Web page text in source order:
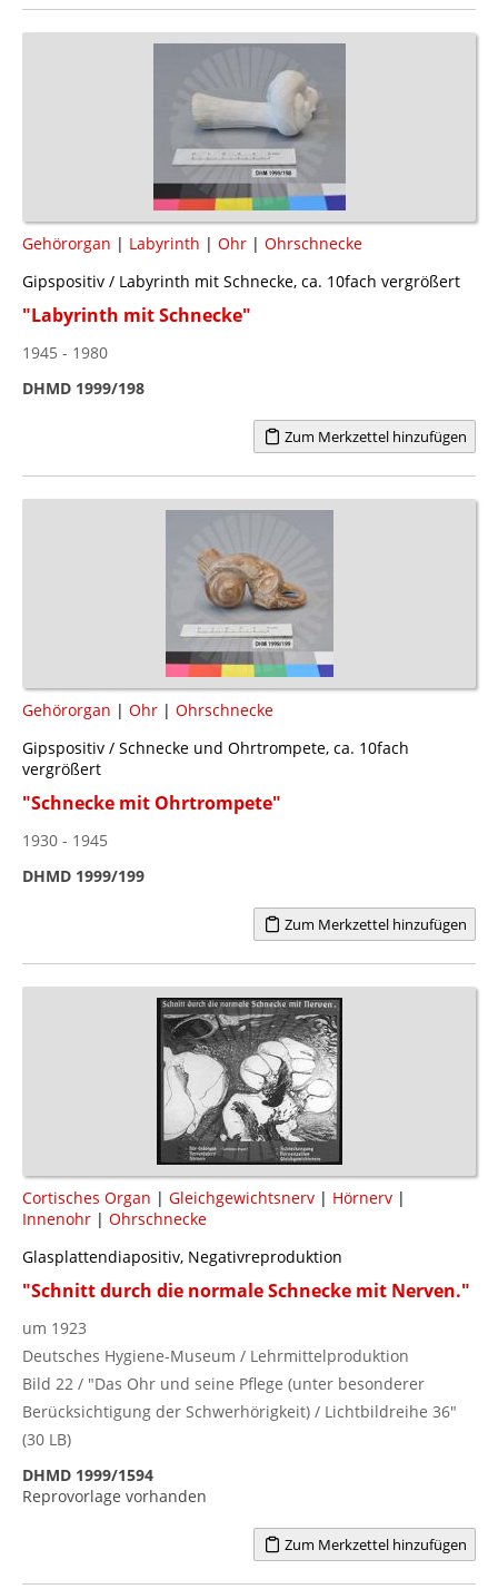
Gehörorgan | Labyrinth | Ohr | Ohrschnecke
Gipspositiv / Labyrinth mit Schnecke, ca. 10fach vergrößert
"Labyrinth mit Schnecke"
1945 - 1980
DHMD 1999/198
Zum Merkzettel hinzufügen
Gehörorgan | Ohr | Ohrschnecke
Gipspositiv / Schnecke und Ohrtrompete, ca. 10fach
vergrößert
"Schnecke mit Ohrtrompete"
1930 - 1945
DHMD 1999/199
Zum Merkzettel hinzufügen
Cortisches Organ | Gleichgewichtsnerv | Hörnerv |
Innenohr | Ohrschnecke
Glasplattendiapositiv, Negativreproduktion
"Schnitt durch die normale Schnecke mit Nerven."
um 1923
Deutsches Hygiene-Museum / Lehrmittelproduktion
Bild 22 / "Das Ohr und seine Pflege (unter besonderer
Berücksichtigung der Schwerhörigkeit) / Lichtbildreihe 36"
(30 LB)
DHMD 1999/1594
Reprovorlage vorhanden
Zum Merkzettel hinzufügen